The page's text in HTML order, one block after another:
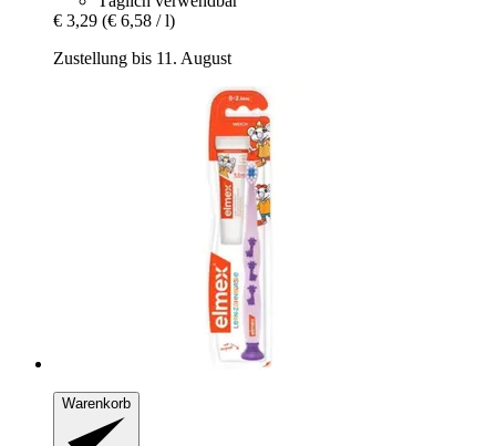
€ 3,29 (€ 6,58 / l)
Zustellung bis 11. August
Warenkorb